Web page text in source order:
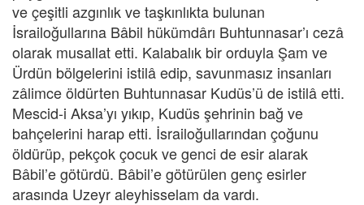
ve çeşitli azgınlık ve taşkınlıkta bulunan
İsrailoğullarına Bâbil hükümdârı Buhtunnasar’ı cezâ
olarak musallat etti. Kalabalık bir orduyla Şam ve
Ürdün bölgelerini istilâ edip, savunmasız insanları
zâlimce öldürten Buhtunnasar Kudüs’ü de istilâ etti.
Mescid-i Aksa’yı yıkıp, Kudüs şehrinin bağ ve
bahçelerini harap etti. İsrailoğullarından çoğunu
öldürüp, pekçok çocuk ve genci de esir alarak
Bâbil’e götürdü. Bâbil’e götürülen genç esirler
arasında Uzeyr aleyhisselam da vardı.